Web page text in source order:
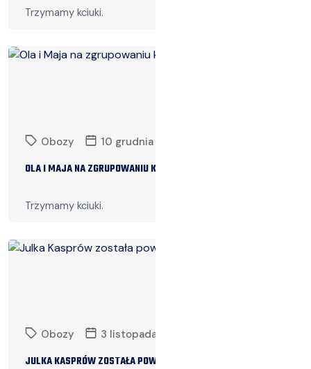
Trzymamy kciuki.
Czytaj więcej
Obozy 10 grudnia 2024
OLA I MAJA NA ZGRUPOWANIU KADRY POLSKI.
Trzymamy kciuki.
Czytaj więcej
Obozy 3 listopada 2024
JULKA KASPRÓW ZOSTAŁA POWOŁANA DO KADRY U16.